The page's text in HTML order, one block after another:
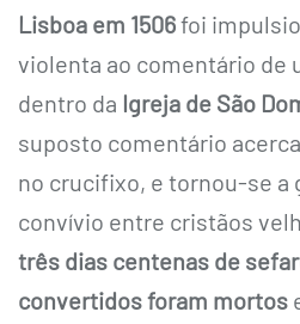
Lisboa em 1506foi
violenta ao comentário de
dentro da Igreja de São
suposto comentário
no crucifixo, e tornou-se a
convívio entre cristãos
três dias centenas de
convertidos foram mortos